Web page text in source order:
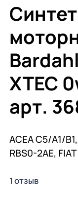
XTEC
арт.
ACEA C5/A1/
RBS0-2AE,
1 отзыв